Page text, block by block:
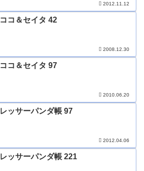
2012.11.12
ココ＆セイタ 42
2008.12.30
ココ＆セイタ 97
2010.06.20
レッサーパンダ帳 97
2012.04.06
レッサーパンダ帳 221